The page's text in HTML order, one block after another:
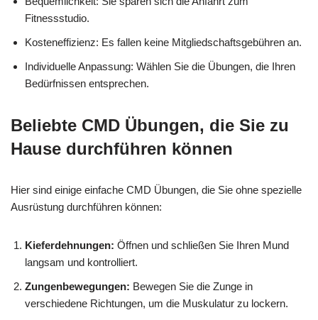
Fitnessstudio.
Kosteneffizienz: Es fallen keine Mitgliedschaftsgebühren an.
Individuelle Anpassung: Wählen Sie die Übungen, die Ihren
Bedürfnissen entsprechen.
Beliebte CMD Übungen, die Sie zu
Hause durchführen können
Hier sind einige einfache CMD Übungen, die Sie ohne spezielle
Ausrüstung durchführen können:
Kieferdehnungen: Öffnen und schließen Sie Ihren Mund
langsam und kontrolliert.
Zungenbewegungen: Bewegen Sie die Zunge in
verschiedene Richtungen, um die Muskulatur zu lockern.